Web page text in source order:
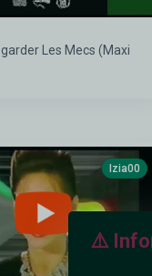
⚠️
Les Mecs (Maxi
Izia00